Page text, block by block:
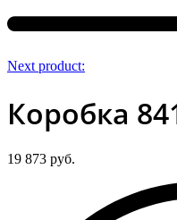
Next product:
Коробка
19 873 руб.